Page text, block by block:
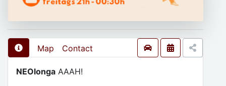
Map Contact
NEOlonga AAAH!